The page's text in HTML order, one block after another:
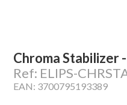
Chroma Stabilizer
Ref: ELIPS-
EAN: 3700795193389